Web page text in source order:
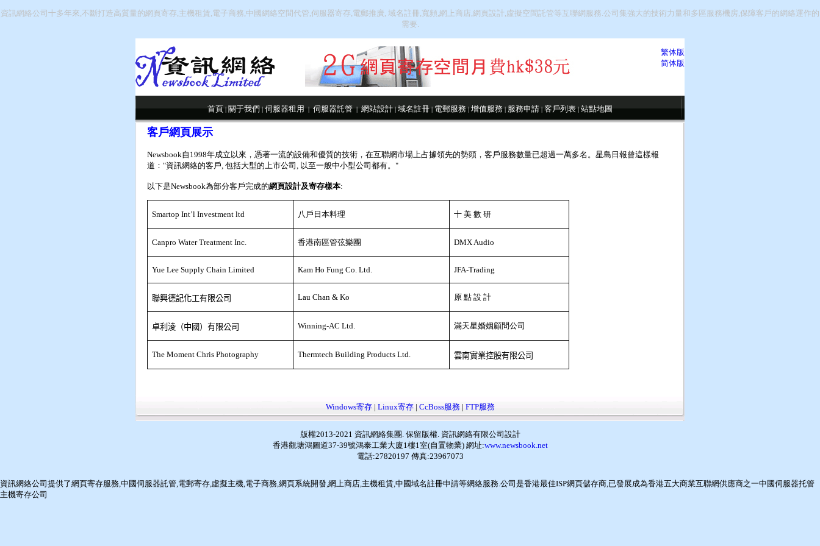
資訊網絡公司十多年來,不斷打造高質量的網頁寄存,主機租賃,電子商務,中國網絡空間代管,伺服器寄存,電郵推廣, 域名註冊,寬頻,網上商店,網頁設計,虛擬空間託管等互聯網服務.公司集強大的技術力量和多區服務機房,保障客戶的網絡運作的
需要.
繁体版
简体版
首頁|關于我們|伺服器租用|伺服器託管|網站設計|域名註冊|電郵服務|增值服務|服務申請|客戶列表|站點地圖
客戶網頁展示
Newsbook自1998年成立以來，憑著一流的設備和優質的技術，在互聯網市場上占據領先的勢頭，客戶服務數量已超過一萬多名。星島日報曾這樣報
道："資訊網絡的客戶, 包括大型的上市公司, 以至一般中小型公司都有。"
以下是Newsbook為部分客戶完成的網頁設計及寄存樣本:
Smartop Int’l Investment ltd 八戶日本料理 十 美 數 研
Canpro Water Treatment Inc. 香港南區管弦樂團 DMX Audio
Yue Lee Supply Chain Limited Kam Ho Fung Co. Ltd. JFA-Trading
聯興德記化工有限公司 Lau Chan & Ko 原 點 設 計
卓利淩（中國）有限公司 Winning-AC Ltd. 滿天星婚姻顧問公司
The Moment Chris Photography Thermtech Building Products Ltd. 雲南實業控股有限公司
Windows寄存| Linux寄存| CcBoss服務| FTP服務
版權2013-2021 資訊網絡集團. 保留版權. 資訊網絡有限公司設計
香港觀塘鴻圖道37-39號鴻泰工業大廈1樓1室(自置物業) 網址:www.newsbook.net
電話:27820197 傳真:23967073
資訊網絡公司提供了網頁寄存服務 中國伺服器託管 電郵寄存 虛擬主機 電子商務 網頁系統開發 網上商店 主機租賃 中國域名註冊申請等網絡服務 .公司是香港最佳ISP網頁儲存商 ,已發展成為香港五大商業互聯網供應商之一中國伺服器托管
主機寄存公司